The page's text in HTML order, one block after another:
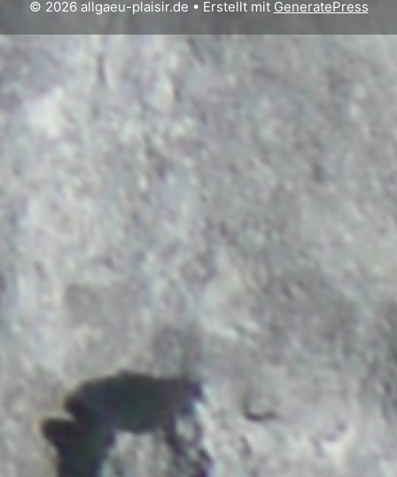
© 2026 allgaeu-plaisir.de • Erstellt mit GeneratePress